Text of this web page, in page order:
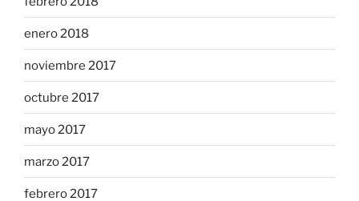
enero 2018
noviembre 2017
octubre 2017
mayo 2017
marzo 2017
febrero 2017